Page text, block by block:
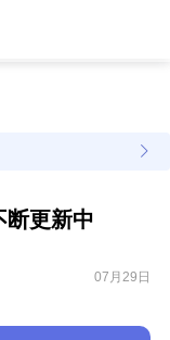
断更新中
07月29日